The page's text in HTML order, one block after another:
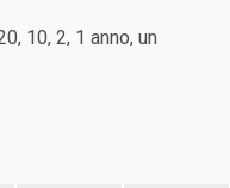
10, 2, 1 anno, un